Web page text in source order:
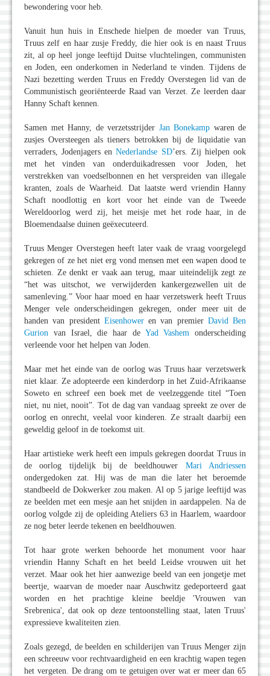
bewondering voor heb.
Vanuit hun huis in Enschede hielpen de moeder van Truus,
Truus zelf en haar zusje Freddy, die hier ook is en naast Truus
zit, al op heel jonge leeftijd Duitse vluchtelingen, communisten
en Joden, een onderkomen in Nederland te vinden. Tijdens de
Nazi bezetting werden Truus en Freddy Overstegen lid van de
Communistisch georiënteerde Raad van Verzet. Ze leerden daar
Hanny Schaft kennen.
Samen met Hanny, de verzetsstrijder Jan Bonekamp waren de
zusjes Oversteegen als tieners betrokken bij de liquidatie van
verraders, Jodenjagers enNederlandse SD’ers. Zij hielpen ook
met het vinden van onderduikadressen voor Joden, het
verstrekken van voedselbonnen en het verspreiden van illegale
kranten, zoals de Waarheid. Dat laatste werd vriendin Hanny
Schaft noodlottig en kort voor het einde van de Tweede
Wereldoorlog werd zij, het meisje met het rode haar, in de
Bloemendaalse duinen geëxecuteerd.
Truus Menger Overstegen heeft later vaak de vraag voorgelegd
gekregen of ze het niet erg vond mensen met een wapen dood te
schieten. Ze denkt er vaak aan terug, maar uiteindelijk zegt ze
“het was uitschot, we verwijderden kankergezwellen uit de
samenleving.” Voor haar moed en haar verzetswerk heeft Truus
Menger vele onderscheidingen gekregen, onder meer uit de
handen van president Eisenhoweren van premier David Ben
Gurion van Israel, die haar de Yad Vashem onderscheiding
verleende voor het helpen van Joden.
Maar met het einde van de oorlog was Truus haar verzetswerk
niet klaar. Ze adopteerde een kinderdorp in het Zuid-Afrikaanse
Soweto en schreef een boek met de veelzeggende titel “Toen
niet, nu niet, nooit”. Tot de dag van vandaag spreekt ze over de
oorlog en onrecht, veelal voor kinderen. Ze straalt daarbij een
geweldig geloof in de toekomst uit.
Haar artistieke werk heeft een impuls gekregen doordat Truus in
de oorlog tijdelijk bij de beeldhouwer Mari Andriessen
ondergedoken zat. Hij was de man die later het beroemde
standbeeld de Dokwerker zou maken. Al op 5 jarige leeftijd was
ze beelden met een mesje aan het snijden in aardappelen. Na de
oorlog volgde zij de opleiding Ateliers 63 in Haarlem, waardoor
ze nog beter leerde tekenen en beeldhouwen.
Tot haar grote werken behoorde het monument voor haar
vriendin Hanny Schaft en het beeld Leidse vrouwen uit het
verzet. Maar ook het hier aanwezige beeld van een jongetje met
beertje, waarvan de moeder naar Auschwitz gedeporteerd gaat
worden en het prachtige kleine beeldje 'Vrouwen van
Srebrenica', dat ook op deze tentoonstelling staat, laten Truus'
expressieve kwaliteiten zien.
Zoals gezegd, de beelden en schilderijen van Truus Menger zijn
een schreeuw voor rechtvaardigheid en een krachtig wapen tegen
het vergeten. De drang om te getuigen over wat er meer dan 65